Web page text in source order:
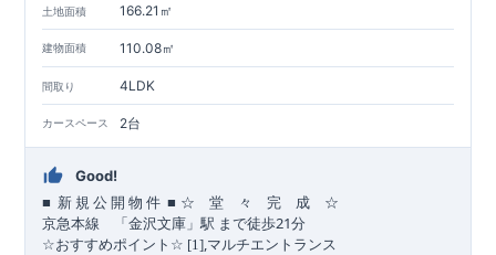
土地面積 166.21㎡
建物面積 110.08㎡
間取り 4LDK
カースペース 2台
Good!
■ 新 規 公 開 物 件 ■ ☆ 堂 々 完 成 ☆
京急本線 「金沢文庫」駅 まで徒歩21分
☆おすすめポイント ☆ [1],マルチエントランス